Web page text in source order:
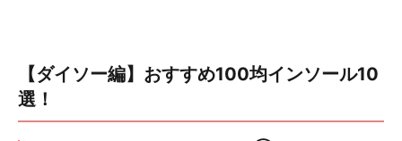
【ダイソー編】おすすめ100均インソール10
選！